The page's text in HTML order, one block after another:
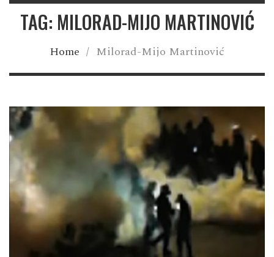
TAG: MILORAD-MIJO MARTINOVIĆ
Home / Milorad-Mijo Martinović